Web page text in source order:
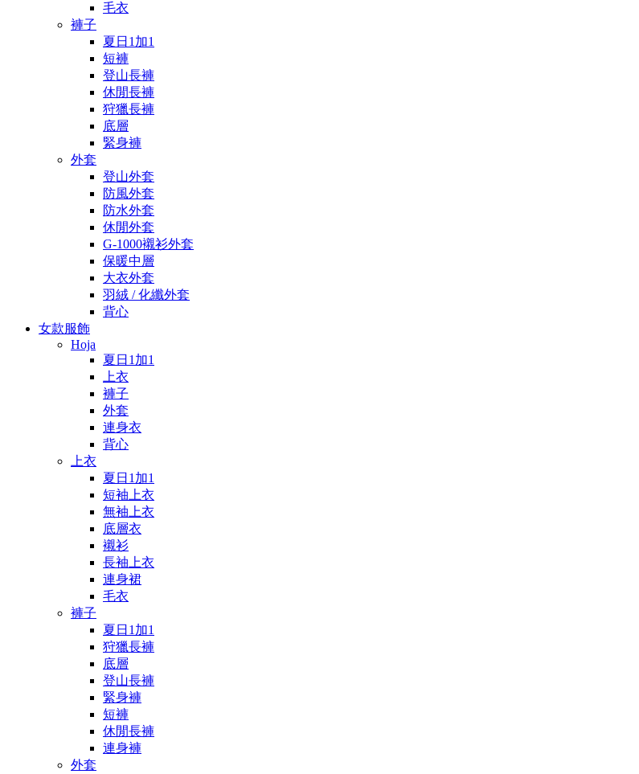
毛衣
褲子
夏日1加1
短褲
登山長褲
休閒長褲
狩獵長褲
底層
緊身褲
外套
登山外套
防風外套
防水外套
休閒外套
G-1000襯衫外套
保暖中層
大衣外套
羽絨 / 化纖外套
背心
女款服飾
Hoja
夏日1加1
上衣
褲子
外套
連身衣
背心
上衣
夏日1加1
短袖上衣
無袖上衣
底層衣
襯衫
長袖上衣
連身裙
毛衣
褲子
夏日1加1
狩獵長褲
底層
登山長褲
緊身褲
短褲
休閒長褲
連身褲
外套